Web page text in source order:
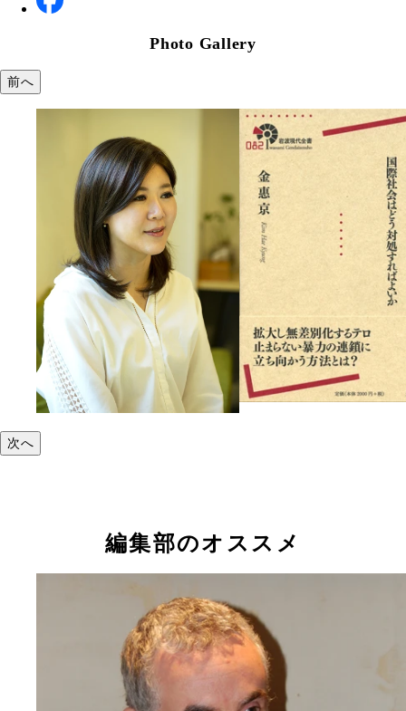
Photo Gallery
前へ
次へ
編集部のオススメ